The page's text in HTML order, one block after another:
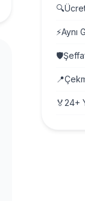
🔍
⚡Aynı
🛡️
📍
🏅24+